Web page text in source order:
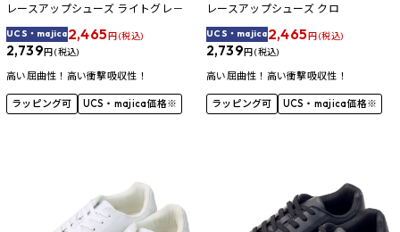
レースアップシューズ ライトグレ－
UCS・majica2,465円 (税込)
2,739円 (税込)
高い屈曲性！高い衝撃吸収性！
ラッピング可 UCS・majica価格※
レースアップシューズ クロ
UCS・majica2,465円 (税込)
2,739円 (税込)
高い屈曲性！高い衝撃吸収性！
ラッピング可 UCS・majica価格※